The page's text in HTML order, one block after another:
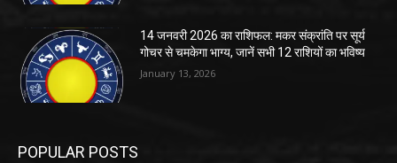
14 जनवरी 2026 का राशिफल: मकर संक्रांति पर सूर्य
गोचर से चमकेगा भाग्य, जानें सभी 12 राशियों का भविष्य
January 13, 2026
POPULAR POSTS